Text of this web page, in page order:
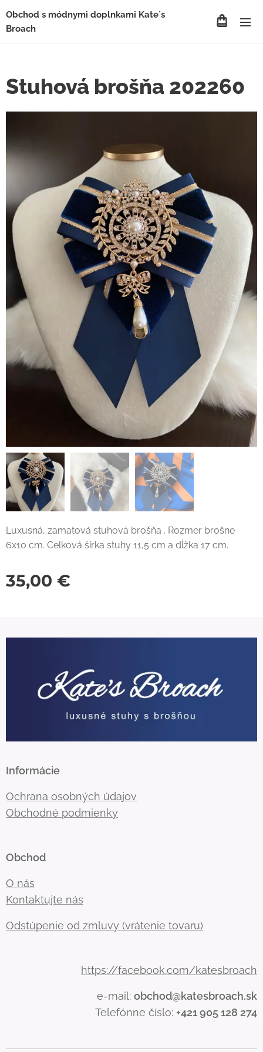
Obchod s módnymi doplnkami Kate´s
Broach
Stuhová brošňa 202260
Luxusná, zamatová stuhová brošňa . Rozmer brošne
6x10 cm. Celková šírka stuhy 11,5 cm a dĺžka 17 cm.
35,00 €
Informácie
Ochrana osobných údajov
Obchodné podmienky
Obchod
O nás
Kontaktujte nás
Odstúpenie od zmluvy (vrátenie tovaru)
https://facebook.com/katesbroach
e-mail: obchod@katesbroach.sk
Telefónne číslo: +421 905 128 274